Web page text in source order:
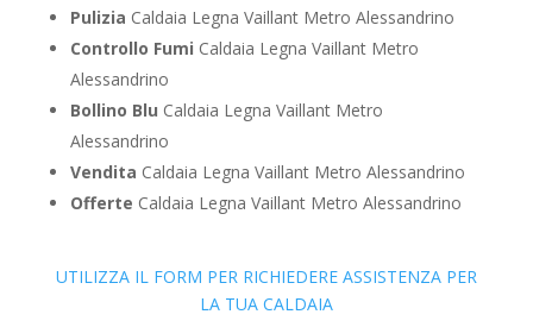
Pulizia Caldaia Legna Vaillant Metro Alessandrino
Controllo Fumi Caldaia Legna Vaillant Metro
Alessandrino
Bollino Blu Caldaia Legna Vaillant Metro
Alessandrino
Vendita Caldaia Legna Vaillant Metro Alessandrino
Offerte Caldaia Legna Vaillant Metro Alessandrino
UTILIZZA IL FORM PER RICHIEDERE ASSISTENZA PER
LA TUA CALDAIA